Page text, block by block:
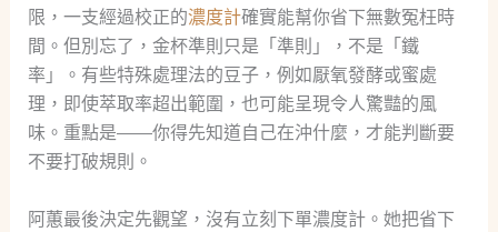
限，一支經過校正的濃度計確實能幫你省下無數冤枉時
間。但別忘了，金杯準則只是「準則」，不是「鐵
率」。有些特殊處理法的豆子，例如厭氧發酵或蜜處
理，即使萃取率超出範圍，也可能呈現令人驚豔的風
味。重點是——你得先知道自己在沖什麼，才能判斷要
不要打破規則。
阿蕙最後決定先觀望，沒有立刻下單濃度計。她把省下